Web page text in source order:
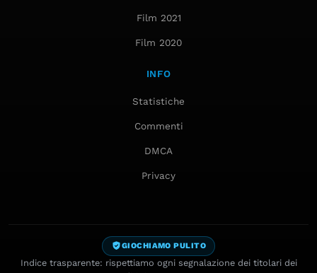
Film 2021
Film 2020
INFO
Statistiche
Commenti
DMCA
Privacy
GIOCHIAMO PULITO
Indice trasparente: rispettiamo ogni segnalazione dei titolari dei